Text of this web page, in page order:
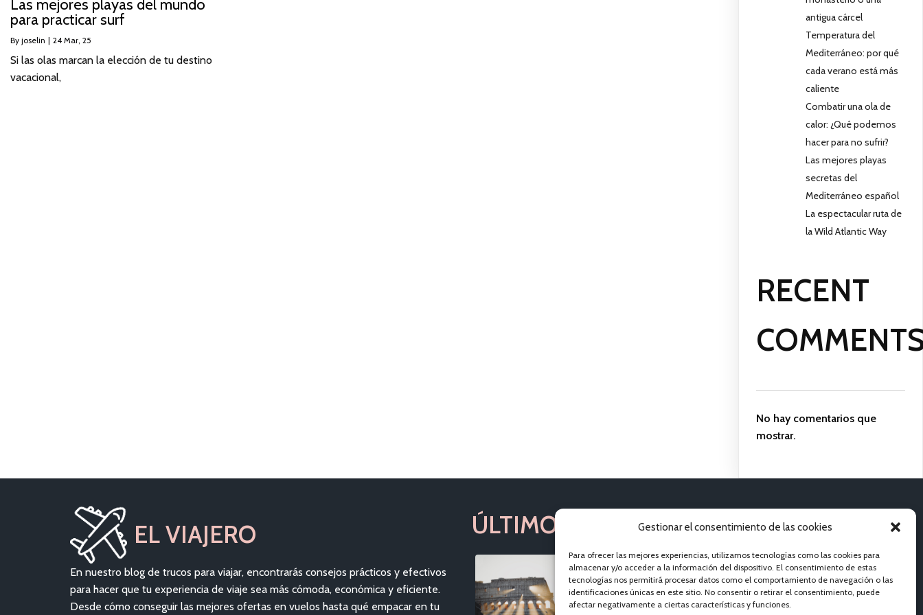
Gestionar el consentimiento de las cookies
Para ofrecer las mejores experiencias, utilizamos tecnologías como las cookies para
almacenar y/o acceder a la información del dispositivo. El consentimiento de estas
tecnologías nos permitirá procesar datos como el comportamiento de navegación o las
identificaciones únicas en este sitio. No consentir o retirar el consentimiento, puede
afectar negativamente a ciertas características y funciones.
Las mejores playas del mundo
para practicar surf
By joselin | 24 Mar, 25
Si las olas marcan la elección de tu destino
vacacional,
antigua cárcel
Temperatura del
Mediterráneo: por qué
cada verano está más
caliente
Combatir una ola de
calor: ¿Qué podemos
hacer para no sufrir?
Las mejores playas
secretas del
Mediterráneo español
La espectacular ruta de
la Wild Atlantic Way
RECENT
No hay comentarios que
mostrar.
EL VIAJERO
En nuestro blog de trucos para viajar, encontrarás consejos prácticos y efectivos
para hacer que tu experiencia de viaje sea más cómoda, económica y eficiente.
Desde cómo conseguir las mejores ofertas en vuelos hasta qué empacar en tu
ÚLTIMOS VIAJES